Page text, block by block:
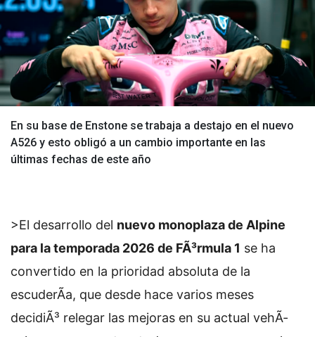
En su base de Enstone se trabaja a destajo en el nuevo
A526 y esto obligó a un cambio importante en las
últimas fechas de este año
>El desarrollo del nuevo monoplaza de Alpine
para la temporada 2026 de FÃ³rmula 1 se ha
convertido en la prioridad absoluta de la
escuderÃ­a, que desde hace varios meses
decidiÃ³ relegar las mejoras en su actual vehÃ­